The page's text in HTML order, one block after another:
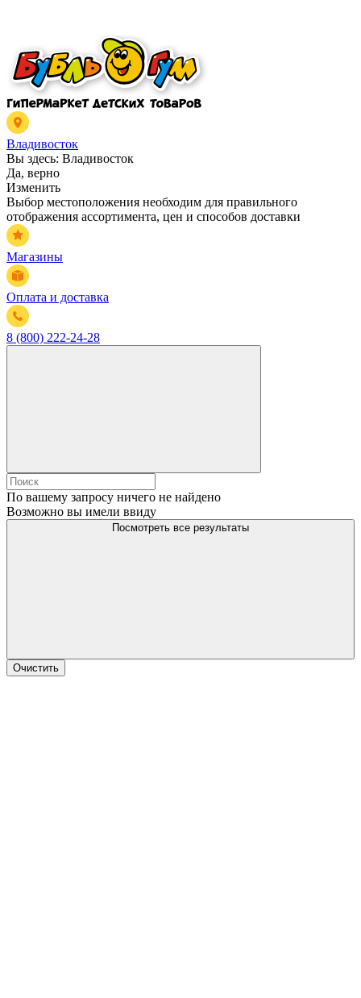
Владивосток
Вы здесь: Владивосток
Да, верно
Изменить
Выбор местоположения необходим для правильного
отображения ассортимента, цен и способов доставки
Магазины
Оплата и доставка
8 (800) 222-24-28
По вашему запросу ничего не найдено
Возможно вы имели ввиду
Посмотреть все результаты
Очистить